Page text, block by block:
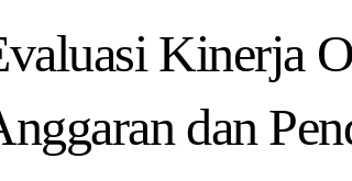
Kinerja
dan